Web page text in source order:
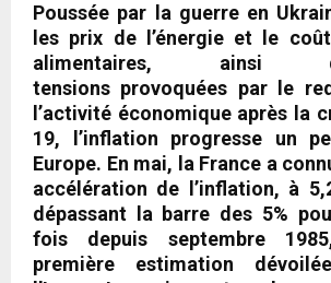
Poussée par la guerre en
les prix de l’énergie et le
alimentaires,
tensions provoquées par le
l’activité économique après la
19, l’inflation progresse un
Europe. En mai, la France a
accélération de l’inflation, à
dépassant la barre des 5%
fois depuis septembre
première estimation